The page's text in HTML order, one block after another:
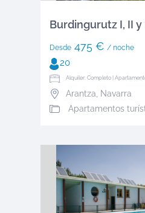
Burdingurutz I, II y
Desde475 € / noche
20
Alquiler: Completo |
Arantza Navarra
Apartamentos